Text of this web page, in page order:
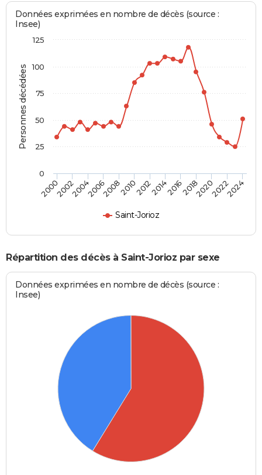
Personnes décédées
Données exprimées en nombre de décès (source :
Insee)
Saint-Jorioz
2000200220042006200820102012201420162018202020222024
0
25
50
75
100
125
Répartition des décès à Saint-Jorioz par sexe
Données exprimées en nombre de décès (source :
Insee)